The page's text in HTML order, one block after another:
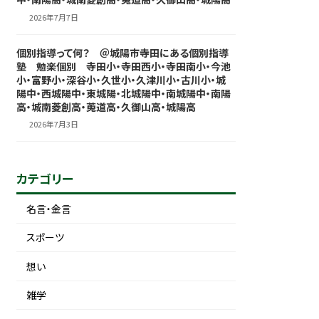
2026年7月7日
個別指導って何？ ＠城陽市寺田にある個別指導
塾 勉楽個別 寺田小・寺田西小・寺田南小・今池
小・富野小・深谷小・久世小・久津川小・古川小・城
陽中・西城陽中・東城陽・北城陽中・南城陽中・南陽
高・城南菱創高・莵道高・久御山高・城陽高
2026年7月3日
カテゴリー
名言・金言
スポーツ
想い
雑学